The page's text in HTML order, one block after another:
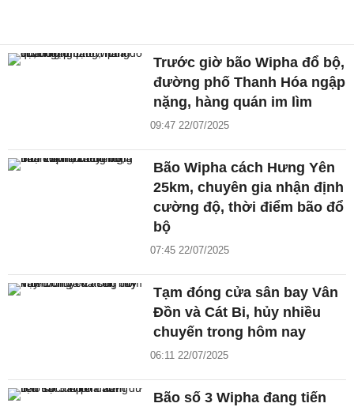
Trước giờ bão Wipha đổ bộ,
đường phố Thanh Hóa ngập
nặng, hàng quán im lìm
09:47 22/07/2025
Bão Wipha cách Hưng Yên
25km, chuyên gia nhận định
cường độ, thời điểm bão đổ
bộ
07:45 22/07/2025
Tạm đóng cửa sân bay Vân
Đồn và Cát Bi, hủy nhiều
chuyến trong hôm nay
06:11 22/07/2025
Bão số 3 Wipha đang tiến